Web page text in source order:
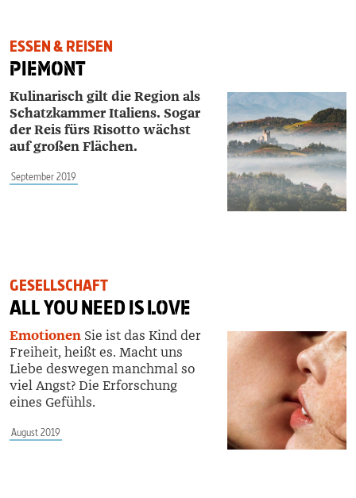
ESSEN & REISEN
PIEMONT
Kulinarisch gilt die Region als
Schatzkammer Italiens. Sogar
der Reis fürs Risotto wächst
auf großen Flächen.
September 2019
GESELLSCHAFT
ALL YOU NEED ISLOVE
Emotionen Sie ist das Kind der
Freiheit, heißt es. Macht uns
Liebe deswegen manchmal so
viel Angst? Die Erforschung
eines Gefühls.
August 2019